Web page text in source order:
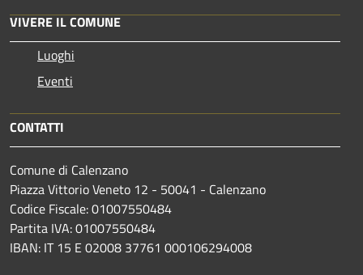
VIVERE IL COMUNE
Luoghi
Eventi
CONTATTI
Comune di Calenzano
Piazza Vittorio Veneto 12 - 50041 - Calenzano
Codice Fiscale: 01007550484
Partita IVA: 01007550484
IBAN: IT 15 E 02008 37761 000106294008